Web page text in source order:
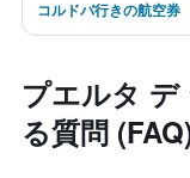
コルドバ行きの航空券
プエルタ デ
る質問